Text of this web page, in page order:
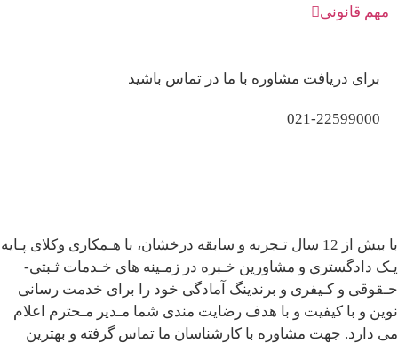
مهم قانونی
برای دریافت مشاوره با ما در تماس باشید
021-22599000
با بیش از 12 سال تـجربه و سابقه درخشان، با هـمکاری وکلای پـایه
یـک دادگستری و مشاورین خـبره در زمـینه های خـدمات ثـبتی-
حـقوقی و کـیفری و برندینگ آمادگی خود را برای خدمت رسانی
نوین و با کیفیت و با هدف رضایت مندی شما مـدیر مـحترم اعلام
می دارد. جهت مشاوره با کارشناسان ما تماس گرفته و بهترین